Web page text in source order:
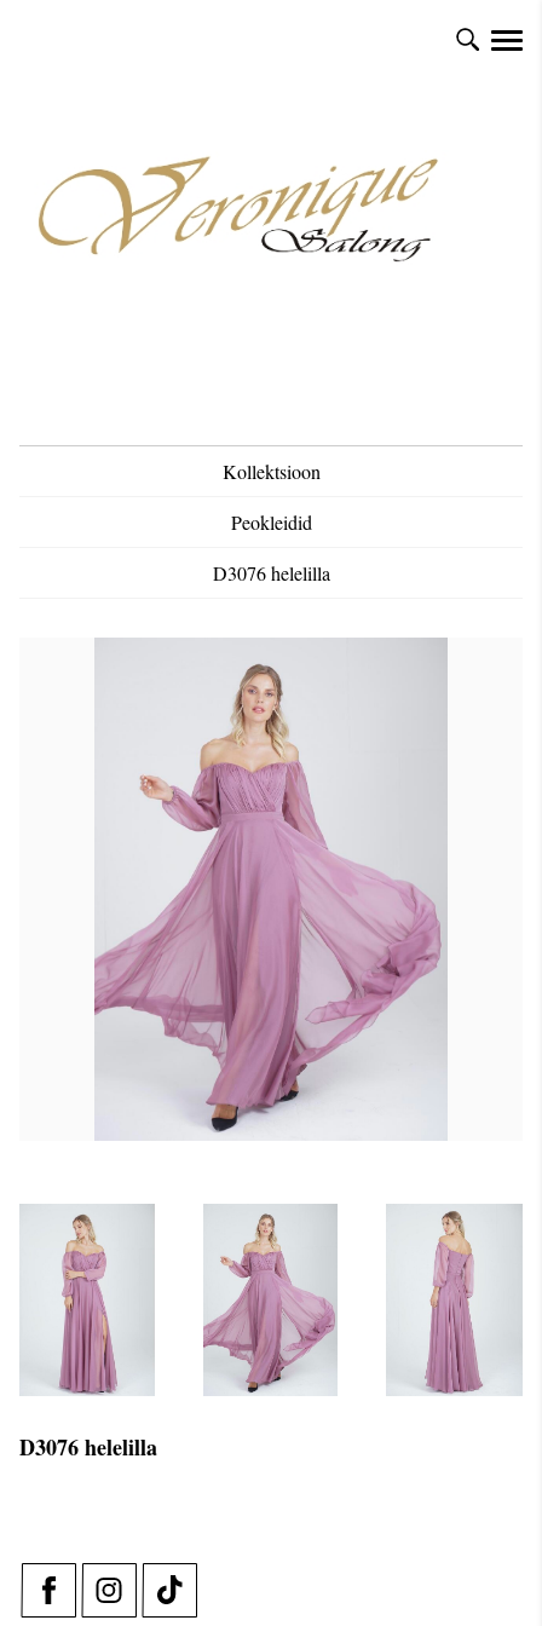
Kollektsioon
Peokleidid
D3076 helelilla
D3076 helelilla